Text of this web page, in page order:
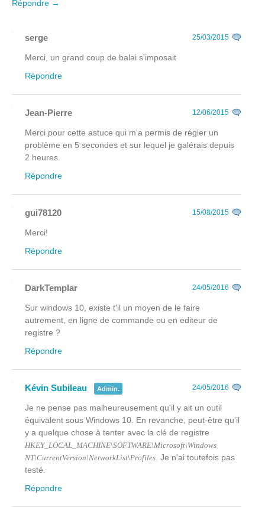
Répondre →
serge 25/03/2015
Merci, un grand coup de balai s'imposait
Répondre
Jean-Pierre 12/06/2015
Merci pour cette astuce qui m'a permis de régler un
problème en 5 secondes et sur lequel je galérais depuis
2 heures.
Répondre
gui78120 15/08/2015
Merci!
Répondre
DarkTemplar 24/05/2016
Sur windows 10, existe t'il un moyen de le faire
autrement, en ligne de commande ou en editeur de
registre ?
Répondre
Kévin Subileau Admin. 24/05/2016
Je ne pense pas malheureusement qu'il y ait un outil
équivalent sous Windows 10. En revanche, peut-être qu'il
y a quelque chose à tenter avec la clé de registre
HKEY_LOCAL_MACHINE\SOFTWARE\Microsoft\Windows
NT\CurrentVersion\NetworkList\Profiles . Je n'ai toutefois pas
testé.
Répondre